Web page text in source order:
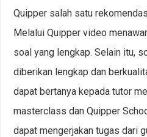
Quipper salah satu
Melalui Quipper video
soal yang lengkap. Selain itu,
diberikan lengkap dan
dapat bertanya kepada tutor
masterclass dan Quipper
dapat mengerjakan tugas dari